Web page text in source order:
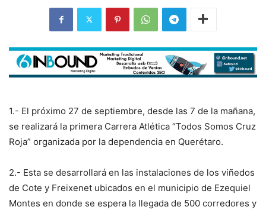
1.- El próximo 27 de septiembre, desde las 7 de la mañana,
se realizará la primera Carrera Atlética “Todos Somos Cruz
Roja” organizada por la dependencia en Querétaro.
2.- Esta se desarrollará en las instalaciones de los viñedos
de Cote y Freixenet ubicados en el municipio de Ezequiel
Montes en donde se espera la llegada de 500 corredores y